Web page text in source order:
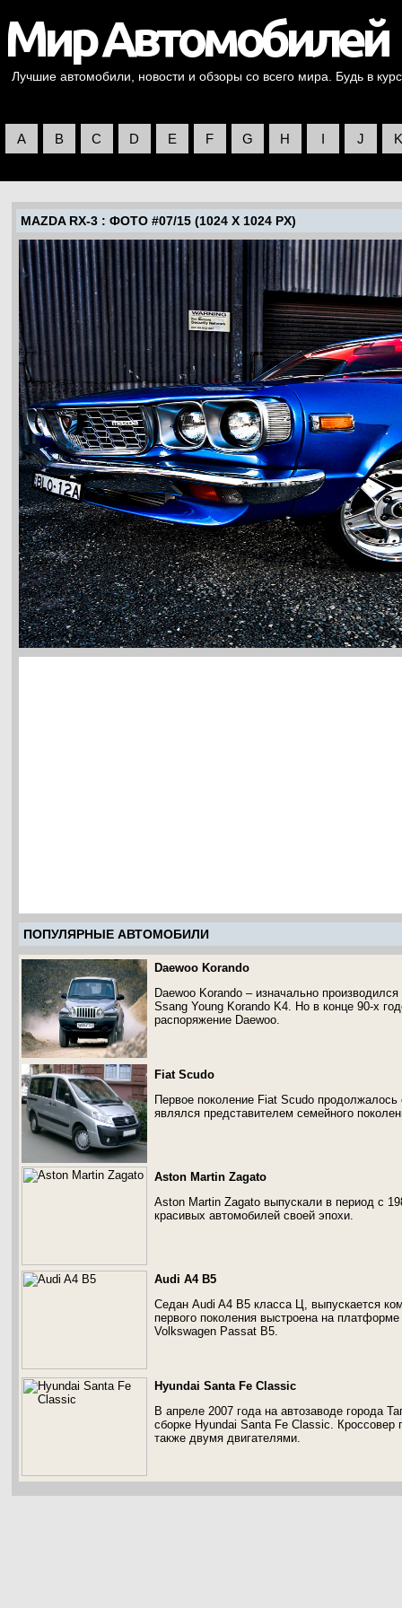
Лучшие автомобили, новости и обзоры со всего мира. Будь в
A B C D E F G H I J K
MAZDA RX-3 : ФОТО #07/15 (1024 X 1024 PX)
ПОПУЛЯРНЫЕ АВТОМОБИЛИ
Daewoo Korando
Daewoo Korando – изначально
Ssang Young Korando K4. Но в конце 90-х
распоряжение Daewoo.
Fiat Scudo
Первое поколение Fiat Scudo
являлся представителем семейного
Aston Martin Zagato
Aston Martin Zagato выпускали в период с
красивых автомобилей своей эпохи.
Audi A4 B5
Седан Audi A4 B5 класса Ц, выпускается
первого поколения выстроена на
Volkswagen Passat B5.
Hyundai Santa Fe Classic
В апреле 2007 года на автозаводе города
сборке Hyundai Santa Fe Classic.
также двумя двигателями.